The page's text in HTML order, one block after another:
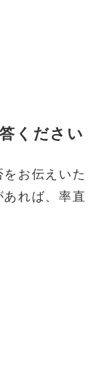
ください
お伝えいた
れば、率直